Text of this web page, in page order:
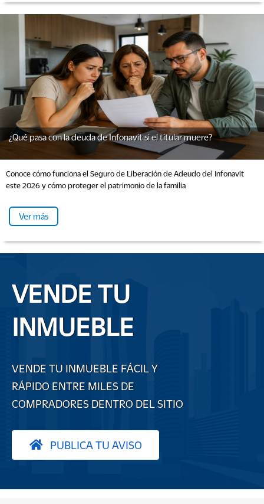
¿Qué pasa con la deuda de Infonavit si el titular muere?
Conoce cómo funciona el Seguro de Liberación de Adeudo del Infonavit
este 2026 y cómo proteger el patrimonio de la familia
Ver más
VENDE TU
INMUEBLE
VENDE TU INMUEBLE FÁCIL Y
RÁPIDO ENTRE MILES DE
COMPRADORES DENTRO DEL SITIO
PUBLICA TU AVISO